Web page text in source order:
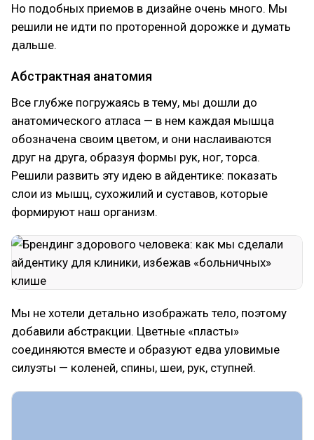
Но подобных приемов в дизайне очень много. Мы
решили не идти по проторенной дорожке и думать
дальше.
Абстрактная анатомия
Все глубже погружаясь в тему, мы дошли до
анатомического атласа — в нем каждая мышца
обозначена своим цветом, и они наслаиваются
друг на друга, образуя формы рук, ног, торса.
Решили развить эту идею в айдентике: показать
слои из мышц, сухожилий и суставов, которые
формируют наш организм.
Мы не хотели детально изображать тело, поэтому
добавили абстракции. Цветные «пласты»
соединяются вместе и образуют едва уловимые
силуэты — коленей, спины, шеи, рук, ступней.